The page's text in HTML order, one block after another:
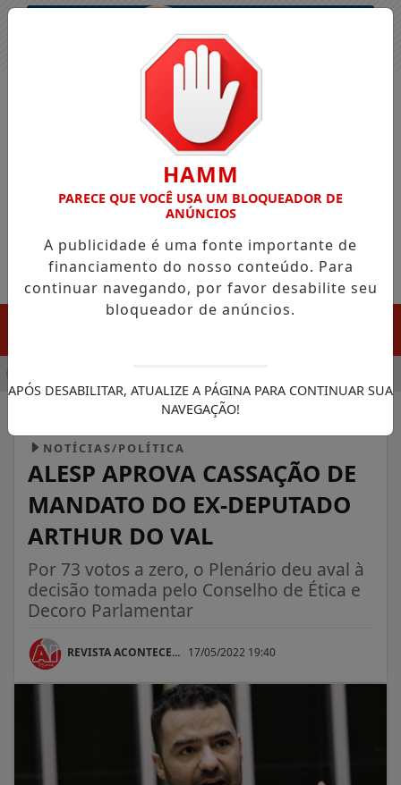
CHEGADA DA FAZENDA DA ESPERANÇA PARA APOIAR
NOTÍCIAS/POLÍTICA
ALESP APROVA CASSAÇÃO DE
MANDATO DO EX-DEPUTADO
ARTHUR DO VAL
Por 73 votos a zero, o Plenário deu aval à
decisão tomada pelo Conselho de Ética e
Decoro Parlamentar
REVISTA ACONTECE... 17/05/2022 19:40
HAMM
PARECE QUE VOCÊ USA UM BLOQUEADOR DE
ANÚNCIOS
A publicidade é uma fonte importante de
financiamento do nosso conteúdo. Para
continuar navegando, por favor desabilite seu
bloqueador de anúncios.
APÓS DESABILITAR, ATUALIZE A PÁGINA PARA CONTINUAR SUA
NAVEGAÇÃO!